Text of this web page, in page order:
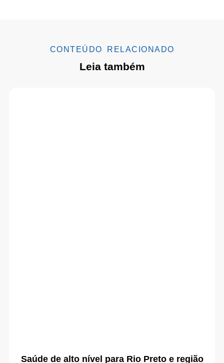
CONTEÚDO RELACIONADO
Leia também
Saúde de alto nível para Rio Preto e região